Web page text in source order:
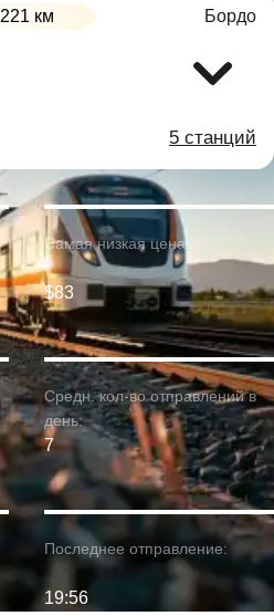
221 км Бордо
5 станций
Самая низкая цена:
$83
Средн. кол-во отправлений в
день:
7
Последнее отправление:
19:56